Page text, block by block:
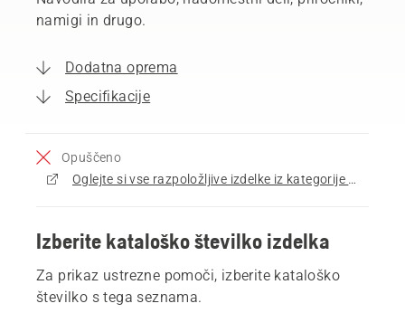
namigi in drugo.
Dodatna oprema
Specifikacije
Opuščeno
Oglejte si vse razpoložljive izdelke iz kategorije Bencinske verižne žage
Izberite kataloško številko izdelka
Za prikaz ustrezne pomoči, izberite kataloško
številko s tega seznama.